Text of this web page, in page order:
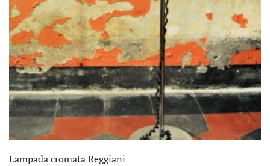
Lampada cromata Reggiani